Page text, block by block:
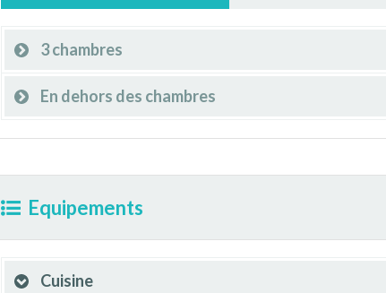
3 chambres
En dehors des chambres
Equipements
Cuisine